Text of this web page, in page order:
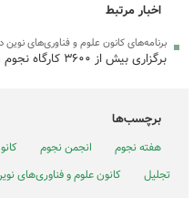
اخبار مرتبط
برنامه‌های کانون علوم و فناوری‌های
برگزاری بیش از ۳۶۰۰ کارگاه نجوم ویژه کودکان و نوجوانان در یک هفته
برچسب‌ها
هفته نجوم انجمن نجوم
تجلیل
کانون علوم و فناوری‌های